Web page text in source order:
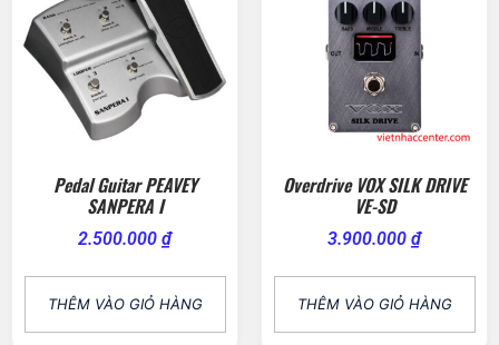
Pedal Guitar PEAVEY
SANPERA I
2.500.000 ₫
THÊM VÀO GIỎ HÀNG
Overdrive VOX SILK DRIVE
VE-SD
3.900.000 ₫
THÊM VÀO GIỎ HÀNG